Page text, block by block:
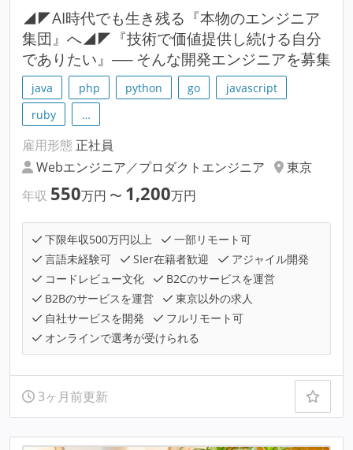
◢◤AI時代でも生き残る『本物のエンジニア
集団』へ◢◤『技術で価値提供し続ける自分
でありたい』── そんな開発エンジニアを募集
java php python go
javascript
ruby
…
雇用形態 正社員
Webエンジニア／プロダクトエンジニア
東京
年収 550万円 〜 1,200万円
下限年収500万円以上
一部リモート可
言語未経験可
SIer在籍者歓迎
アジャイル開発
コードレビュー文化
B2Cのサービスを運営
B2Bのサービスを運営
東京以外の求人
自社サービスを開発
フルリモート可
オンラインで選考が受けられる
3ヶ月前更新